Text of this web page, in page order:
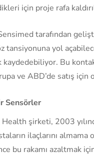
için proje rafa
tarafından
tansiyonuna yol
kaydedebiliyor. Bu
ve ABD’de satış için
Sensörler
şirketi, 2003
ilaçlarını almama
bu rakamı azaltmak